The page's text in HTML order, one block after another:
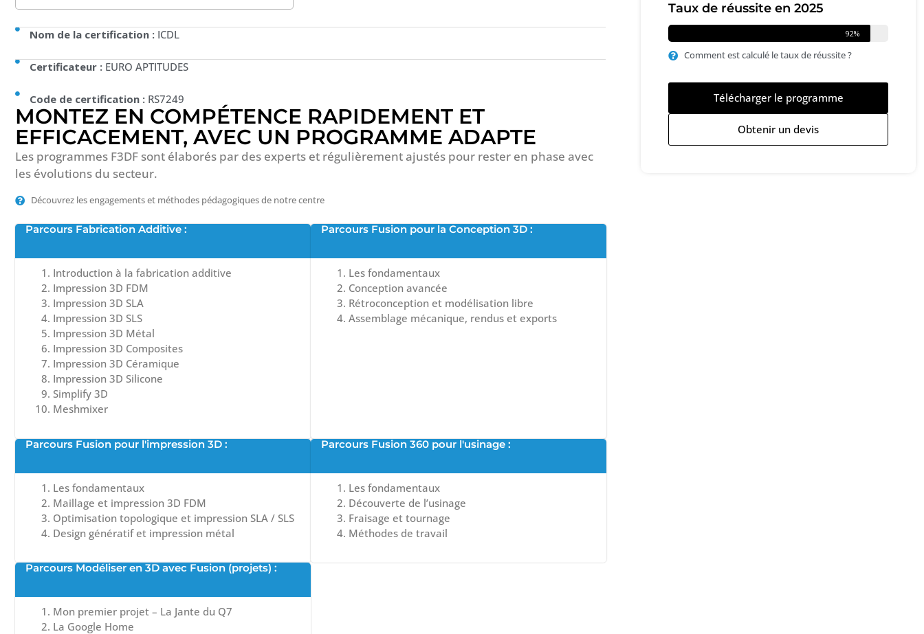
Nom de la certification : ICDL
Certificateur : EURO APTITUDES
Code de certification : RS7249
MONTEZ EN COMPÉTENCE RAPIDEMENT ET
EFFICACEMENT, AVEC UN PROGRAMME ADAPTE
Les programmes F3DF sont élaborés par des experts et régulièrement ajustés pour rester en phase avec
les évolutions du secteur.
Découvrez les engagements et méthodes pédagogiques de notre centre
Parcours Fabrication Additive :
Introduction à la fabrication additive
Impression 3D FDM
Impression 3D SLA
Impression 3D SLS
Impression 3D Métal
Impression 3D Composites
Impression 3D Céramique
Impression 3D Silicone
Simplify 3D
Meshmixer
Parcours Fusion pour la Conception 3D :
Les fondamentaux
Conception avancée
Rétroconception et modélisation libre
Assemblage mécanique, rendus et exports
Parcours Fusion pour l'impression 3D :
Les fondamentaux
Maillage et impression 3D FDM
Optimisation topologique et impression SLA / SLS
Design génératif et impression métal
Parcours Fusion 360 pour l'usinage :
Les fondamentaux
Découverte de l’usinage
Fraisage et tournage
Méthodes de travail
Parcours Modéliser en 3D avec Fusion (projets) :
Mon premier projet – La Jante du Q7
La Google Home
Taux de réussite en 2025
92%
Comment est calculé le taux de réussite ?
Télécharger le programme
Obtenir un devis